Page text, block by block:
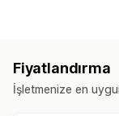
Sipariş yönetimi
Barkodlar Çoklu
Toplu Gerçek
Fiyatlandırma
İşletmenize en